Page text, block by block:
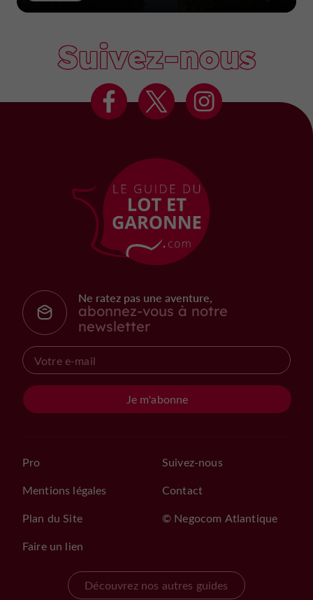
Suivez-nous
Ne ratez pas une aventure,
abonnez-vous à notre
newsletter
Je m'abonne
Pro
Mentions légales
Plan du Site
Faire un lien
Suivez-nous
Contact
© Negocom Atlantique
Découvrez nos autres guides